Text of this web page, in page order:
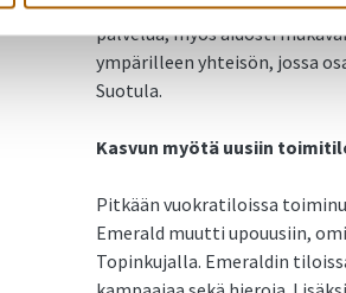
palvelua, myös aidosti
ympärilleen yhteisön, jossa
Suotula.
Kasvun myötä uusiin
Pitkään vuokratiloissa
Emerald muutti upouusiin,
Topinkujalla. Emeraldin